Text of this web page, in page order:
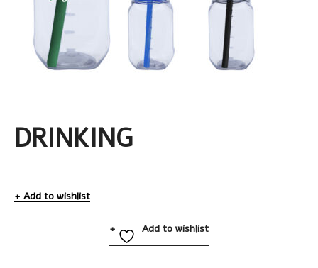
DRINKING
Add to wishlist
Add to wishlist